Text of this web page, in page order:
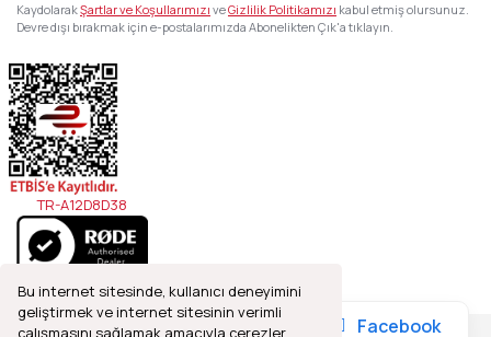
Bu internet sitesinde, kullanıcı deneyimini
geliştirmek ve internet sitesinin verimli
çalışmasını sağlamak amacıyla çerezler
KaydolarakŞartlar ve Koşullarımızı veGizlilik Politikamızı kabul etmiş olursunuz.
Devre dışı bırakmak için e-postalarımızda Abonelikten Çık'a tıklayın.
TR-A12D8D38
Facebook